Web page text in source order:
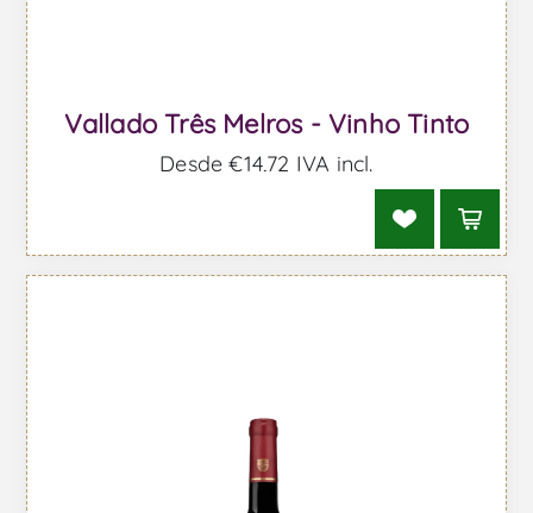
Vallado Três Melros - Vinho Tinto
Desde €14,72 IVA incl.